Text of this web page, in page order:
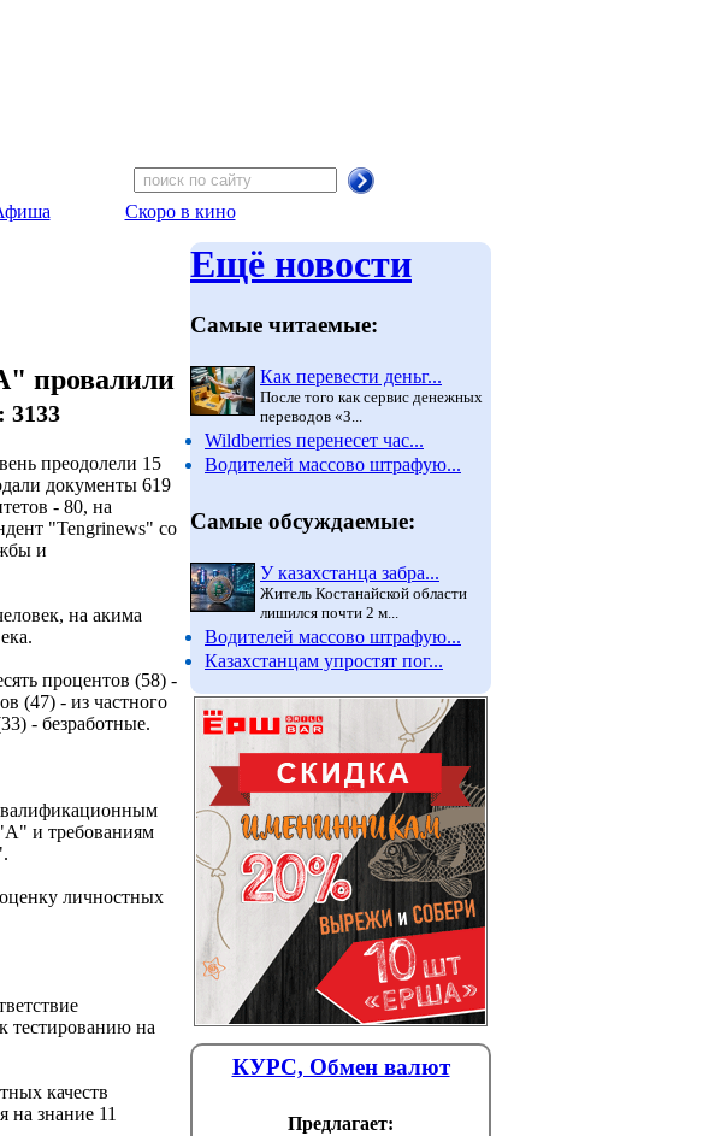
Скоро в кино
провалили
3133
преодолели 15
документы 619
- 80, на
"Tengrinews" со
и
на акима
процентов (58) -
(47) - из частного
- безработные.
и требованиям
личностных
тестированию на
качеств
на знание 11
Ещё новости
Самые читаемые:
Как перевести деньг...
После того как сервис денежных
переводов «З...
Wildberries перенесет час...
Водителей массово штрафую...
Самые обсуждаемые:
У казахстанца забра...
Житель Костанайской области
лишился почти 2 м...
Водителей массово штрафую...
Казахстанцам упростят пог...
КУРС, Обмен валют
Предлагает: